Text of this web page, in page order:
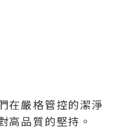
在嚴格管控的潔淨
高品質的堅持。